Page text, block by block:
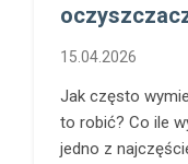
15.04.2026
Jak często
to robić? Co ile
jedno z